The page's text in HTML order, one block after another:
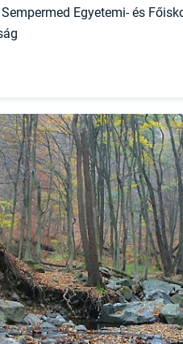
Egyetemi- és